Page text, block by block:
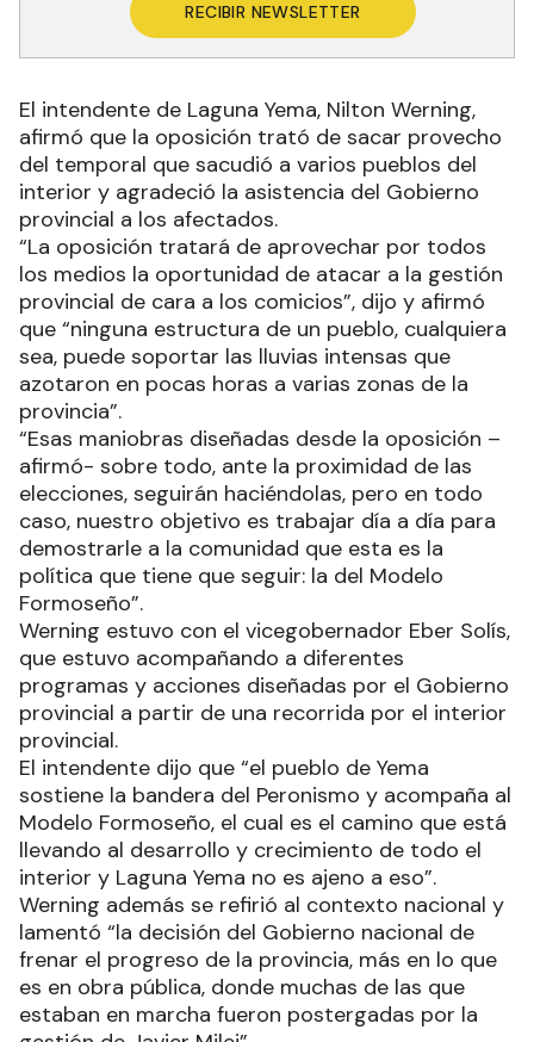
RECIBIR NEWSLETTER
El intendente de Laguna Yema, Nilton Werning,
afirmó que la oposición trató de sacar provecho
del temporal que sacudió a varios pueblos del
interior y agradeció la asistencia del Gobierno
provincial a los afectados.
“La oposición tratará de aprovechar por todos
los medios la oportunidad de atacar a la gestión
provincial de cara a los comicios”, dijo y afirmó
que “ninguna estructura de un pueblo, cualquiera
sea, puede soportar las lluvias intensas que
azotaron en pocas horas a varias zonas de la
provincia”.
“Esas maniobras diseñadas desde la oposición –
afirmó- sobre todo, ante la proximidad de las
elecciones, seguirán haciéndolas, pero en todo
caso, nuestro objetivo es trabajar día a día para
demostrarle a la comunidad que esta es la
política que tiene que seguir: la del Modelo
Formoseño”.
Werning estuvo con el vicegobernador Eber Solís,
que estuvo acompañando a diferentes
programas y acciones diseñadas por el Gobierno
provincial a partir de una recorrida por el interior
provincial.
El intendente dijo que “el pueblo de Yema
sostiene la bandera del Peronismo y acompaña al
Modelo Formoseño, el cual es el camino que está
llevando al desarrollo y crecimiento de todo el
interior y Laguna Yema no es ajeno a eso”.
Werning además se refirió al contexto nacional y
lamentó “la decisión del Gobierno nacional de
frenar el progreso de la provincia, más en lo que
es en obra pública, donde muchas de las que
estaban en marcha fueron postergadas por la